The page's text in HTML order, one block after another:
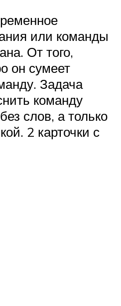
или команды
От того,
он сумеет
Задача
команду
слов, а только
2 карточки с